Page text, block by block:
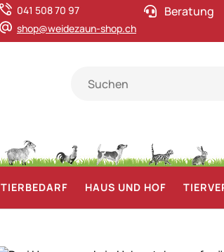
041 508 70 97
shop@weidezaun-shop.ch
Beratung
TIERBEDARF HAUS UND HOF